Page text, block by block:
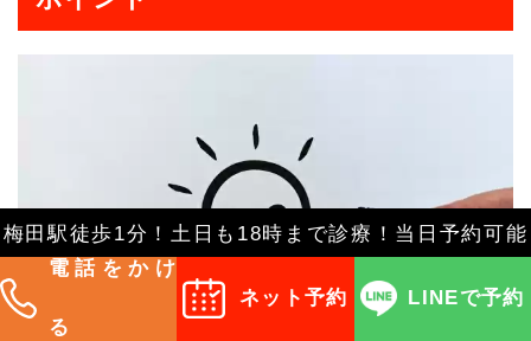
梅田駅徒歩1分！土日も18時まで診療！当日予約可能
電話をかけ
る
ネット予約 LINEで予約